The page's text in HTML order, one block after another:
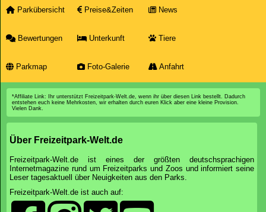
Parkübersicht Preise&Zeiten News
Bewertungen Unterkunft Tiere
Parkmap Foto-Galerie Anfahrt
*Affiliate Link: Ihr unterstützt Freizeitpark-Welt.de, wenn ihr über diesen Link bestellt. Dadurch
entstehen euch keine Mehrkosten, wir erhalten durch euren Klick aber eine kleine Provision.
Vielen Dank.
Über Freizeitpark-Welt.de
Freizeitpark-Welt.de ist eines der größten deutschsprachigen
Internetmagazine rund um Freizeitparks und Zoos und informiert seine
Leser tagesaktuell über Neuigkeiten aus den Parks.
Freizeitpark-Welt.de ist auch auf: